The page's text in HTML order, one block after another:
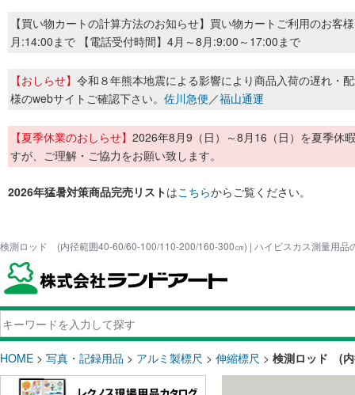
【買い物カートの計算方法のお知らせ】買い物カートご利用のお客
月:14:00まで 【電話受付時間】4月～8月:9:00～17:00まで
【おしらせ】 令和８年熊本地震による影響により商品入荷の遅れ・
様のwebサイトご確認下さい。 佐川急便／福山通運
【夏季休業のおしらせ】 2026年8月9（日）～8月16（日）を夏季休
すが、ご理解・ご協力をお願い致します。
2026年猛暑対策商品完売リストはこちらからご覧ください。
検測ロッド (内径範囲40-60/60-100/110-200/160-300㎝) | ハイビスカス測量用品
HOME > 写真・記録用品 > アルミ製標尺 > 伸縮標尺 > 検測ロッド (内